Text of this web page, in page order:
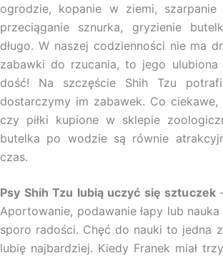
ogrodzie, kopanie w ziemi, szarpanie
przeciąganie sznurka, gryzienie
długo. W naszej codzienności nie ma
zabawki do rzucania, to jego
dość! Na szczęście Shih Tzu
dostarczymy im zabawek. Co
czy piłki kupione w sklepie
butelka po wodzie są równie
czas.
Psy Shih Tzu lubią uczyć się sztuczek
Aportowanie, podawanie łapy lub
sporo radości. Chęć do nauki to jedna
lubię najbardziej. Kiedy Franek miał